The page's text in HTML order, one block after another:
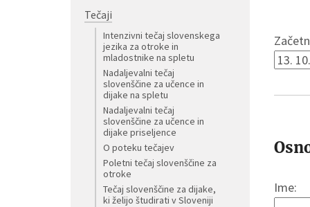
Tečaji
Intenzivni tečaj slovenskega
jezika za otroke in
mladostnike na spletu
Nadaljevalni tečaj
slovenščine za učence in
dijake na spletu
Nadaljevalni tečaj
slovenščine za učence in
dijake priseljence
O poteku tečajev
Poletni tečaj slovenščine za
otroke
Tečaj slovenščine za dijake,
ki želijo študirati v Sloveniji
Ime: